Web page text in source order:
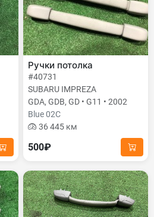
Ручки потолка
#40731
SUBARU IMPREZA
GDA, GDB, GD • G11 • 2002
Blue 02C
36 445 км
500₽